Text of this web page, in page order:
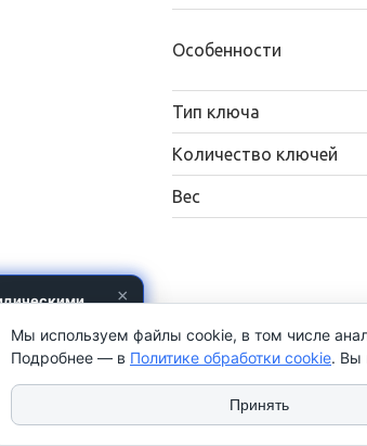
Особенности
Тип ключа
Количество ключей
Вес
с разрешения
в качестве
только с юр.
Наши контакты
local_phone
‎+375 (17) 276 79 25
‎+375 (17) 352 79 73
history
Офис: Пн-Чт с 9:00
Мы используем файлы cookie, в том числе
Подробнее — в Политике обработки cookie. Вы
Принять
×
Цены указаны